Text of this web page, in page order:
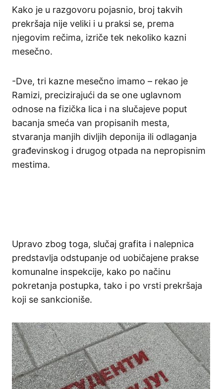
Kako je u razgovoru pojasnio, broj takvih
prekršaja nije veliki i u praksi se, prema
njegovim rečima, izriče tek nekoliko kazni
mesečno.
-Dve, tri kazne mesečno imamo – rekao je
Ramizi, precizirajući da se one uglavnom
odnose na fizička lica i na slučajeve poput
bacanja smeća van propisanih mesta,
stvaranja manjih divljih deponija ili odlaganja
građevinskog i drugog otpada na nepropisnim
mestima.
Upravo zbog toga, slučaj grafita i nalepnica
predstavlja odstupanje od uobičajene prakse
komunalne inspekcije, kako po načinu
pokretanja postupka, tako i po vrsti prekršaja
koji se sankcioniše.